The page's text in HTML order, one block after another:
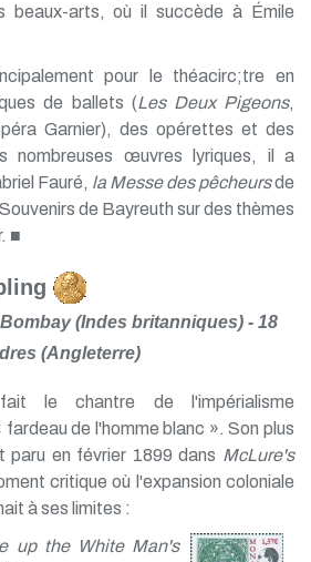
beaux-arts, où il succède à Émile
pour le théacirc;tre en
de ballets (Les Deux Pigeons,
Garnier), des opérettes et des
nombreuses œuvres lyriques, il a
Fauré, la Messe des pêcheursde
de Bayreuth sur des thèmes
■
(Indes britanniques) - 18
(Angleterre)
le chantre de l'impérialisme
fardeau de l'homme blanc ». Son plus
paru en février 1899 dans McLure's
critique où l'expansion coloniale
à ses limites :
up the White Man's